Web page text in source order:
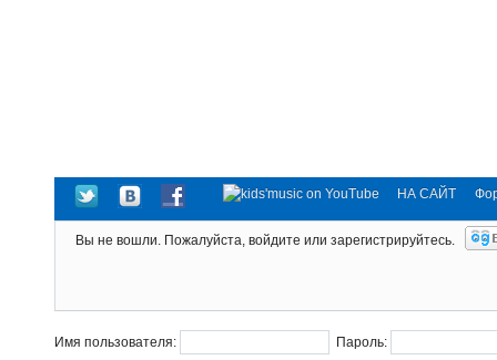
НА САЙТ
Вы не вошли. Пожалуйста, войдите или зарегистрируйтесь.
Имя пользователя: Пароль: